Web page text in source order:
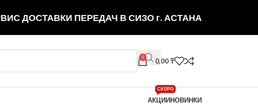
ДОСТАВКИ ПЕРЕДАЧ В СИЗО г. АСТАНА
0 0,00₸
АКЦИИ
СКОРО
НОВИНКИ